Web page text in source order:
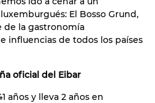
El Bosso Grund,
de la gastronomía
influencias de todos los países
oficial del Eibar
años y lleva 2 años en